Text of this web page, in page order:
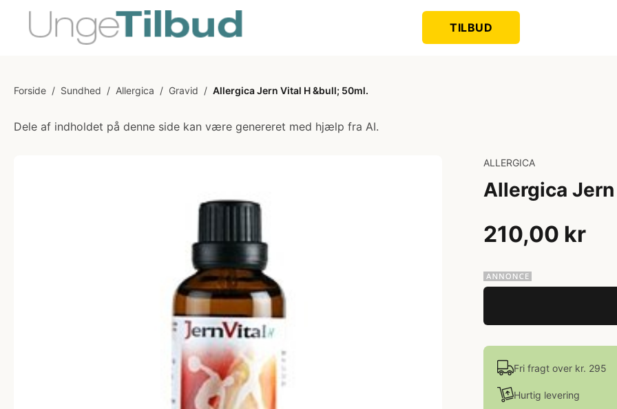
TILBUD
Forside / Sundhed / Allergica / Gravid / Allergica Jern Vital H &bull; 50ml.
Dele af indholdet på denne side kan være genereret med hjælp fra AI.
ALLERGICA
Allergica
210,00 kr
Fri fragt over kr. 295
Hurtig levering